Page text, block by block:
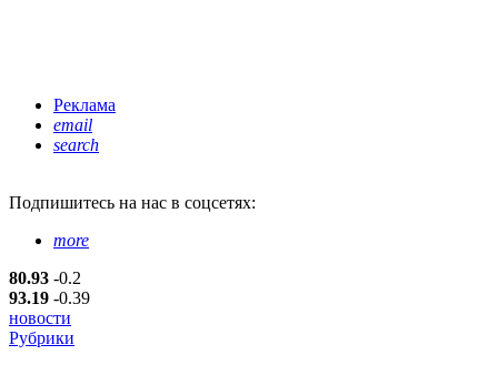
Реклама
email
search
Подпишитесь на нас в соцсетях:
more
80.93 -0.2
93.19 -0.39
новости
Рубрики